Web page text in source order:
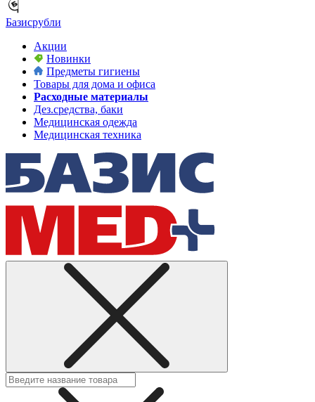
Базисрубли
Акции
Новинки
Предметы гигиены
Товары для дома и офиса
Расходные материалы
Дез.средства, баки
Медицинская одежда
Медицинская техника